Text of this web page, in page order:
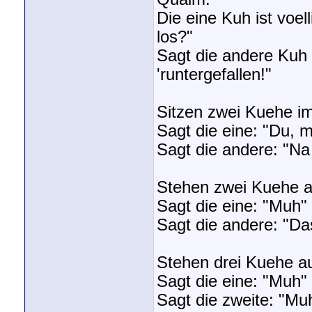
Die eine Kuh ist
los?"
Sagt die andere
'runtergefallen!"
Sitzen zwei Kuehe
Sagt die eine: "Du,
Sagt die andere:
Stehen zwei Kuehe
Sagt die eine: "Muh"
Sagt die andere:
Stehen drei Kuehe
Sagt die eine: "Muh"
Sagt die zweite: